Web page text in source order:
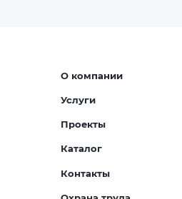
О компании
Услуги
Проекты
Каталог
Контакты